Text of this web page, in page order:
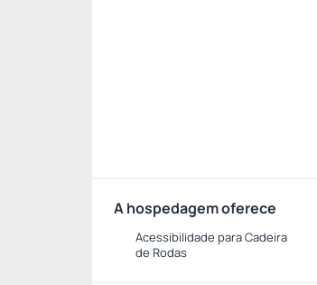
A hospedagem oferece
Acessibilidade para Cadeira
de Rodas